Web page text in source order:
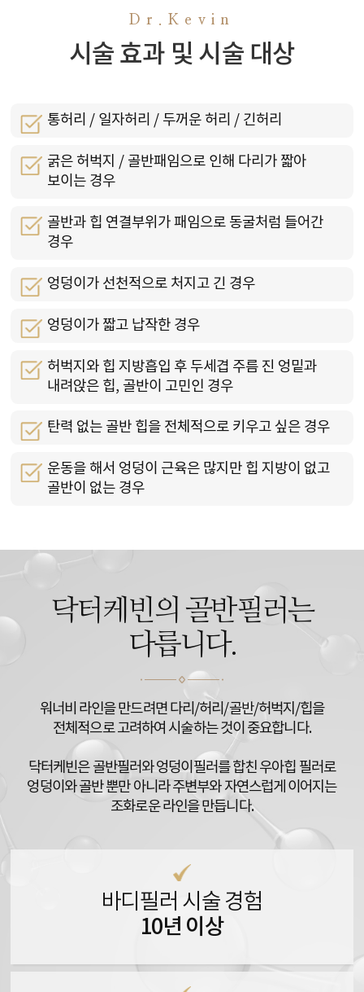
Dr.Kevin
시술 효과 및 시술 대상
통허리 / 일자허리 / 두꺼운 허리 / 긴허리
굵은 허벅지 / 골반패임으로 인해 다리가 짧아
보이는 경우
골반과 힙 연결부위가 패임으로 동굴처럼 들어간
경우
엉덩이가 선천적으로 처지고 긴 경우
엉덩이가 짧고 납작한 경우
허벅지와 힙 지방흡입 후 두세겹 주름 진 엉밑과
내려앉은 힙, 골반이 고민인 경우
탄력 없는 골반 힙을 전체적으로 키우고 싶은 경우
운동을 해서 엉덩이 근육은 많지만 힙 지방이 없고
골반이 없는 경우
닥터케빈의 골반필러는
다릅니다.
워너비 라인을 만드려면 다리/허리/골반/허벅지/힙을
전체적으로 고려하여 시술하는 것이 중요합니다.
닥터케빈은 골반필러와 엉덩이필러를 합친 우아힙 필러로
엉덩이와 골반 뿐만 아니라 주변부와 자연스럽게 이어지는
조화로운 라인을 만듭니다.
바디필러 시술 경험
10년 이상